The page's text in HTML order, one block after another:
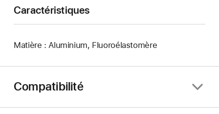
Caractéristiques
Matière : Aluminium, Fluoroélastomère
Compatibilité